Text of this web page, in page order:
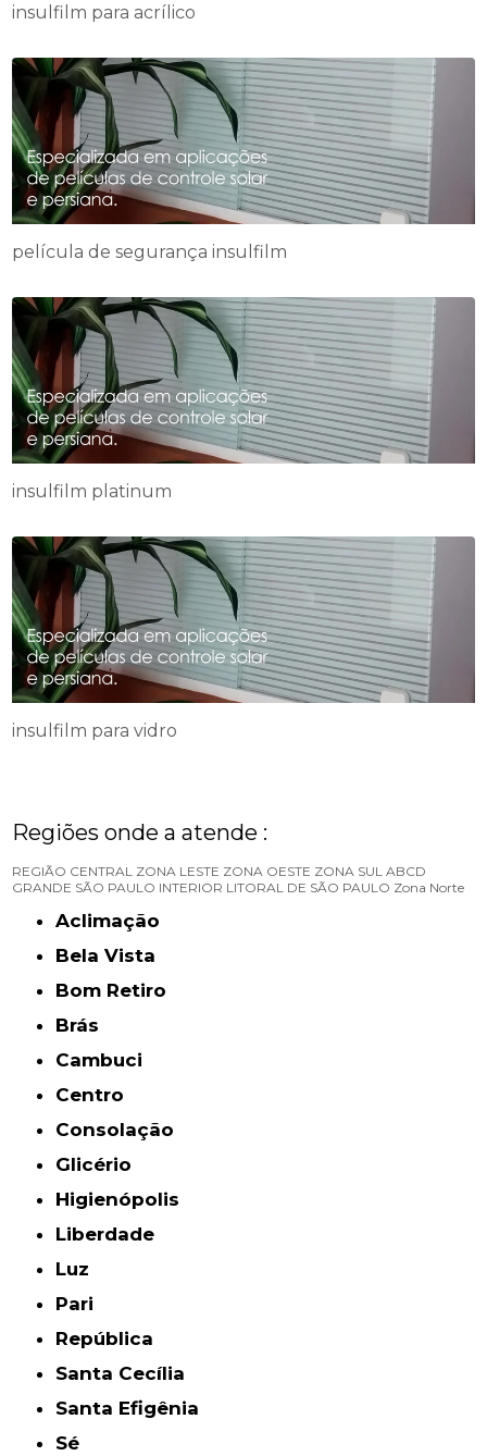
insulfilm para acrílico
película de segurança insulfilm
insulfilm platinum
insulfilm para vidro
Regiões onde a atende :
REGIÃO CENTRAL ZONA LESTE ZONA OESTE ZONA SUL ABCD
GRANDE SÃO PAULO INTERIOR LITORAL DE SÃO PAULO Zona Norte
Aclimação
Bela Vista
Bom Retiro
Brás
Cambuci
Centro
Consolação
Glicério
Higienópolis
Liberdade
Luz
Pari
República
Santa Cecília
Santa Efigênia
Sé